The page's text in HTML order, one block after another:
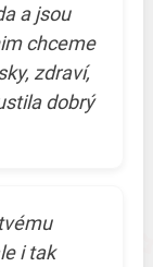
a jsou
chceme
zdraví,
dobrý
i tak